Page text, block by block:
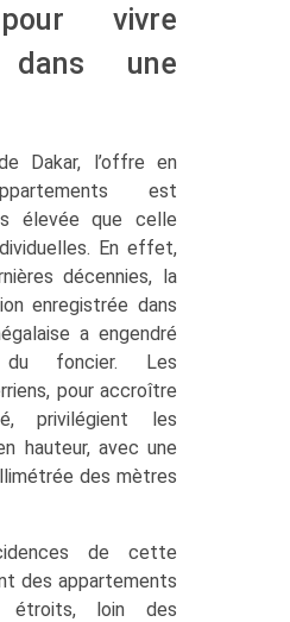
vivre
dans une
Dakar, l’offre en
est
élevée que celle
En effet,
décennies, la
enregistrée dans
a engendré
foncier. Les
pour accroître
privilégient les
hauteur, avec une
des mètres
de cette
des appartements
étroits, loin des